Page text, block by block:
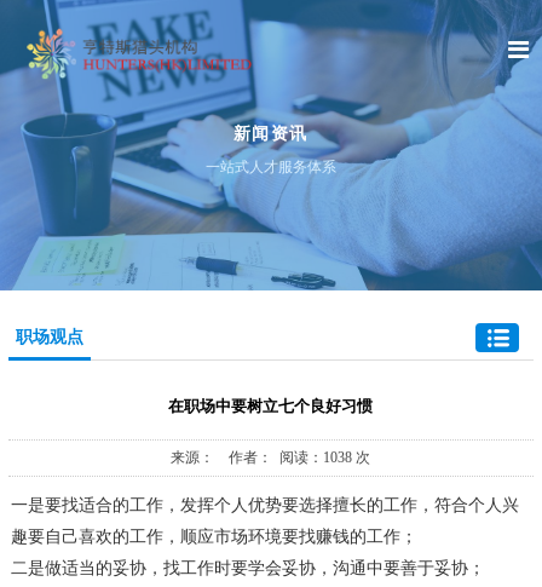
新闻资讯
一站式人才服务体系
职场观点
在职场中要树立七个良好习惯
来源： 作者： 阅读：1038 次
一是要找适合的工作，发挥个人优势要选择擅长的工作，符合个人兴
趣要自己喜欢的工作，顺应市场环境要找赚钱的工作；
二是做适当的妥协，找工作时要学会妥协，沟通中要善于妥协；